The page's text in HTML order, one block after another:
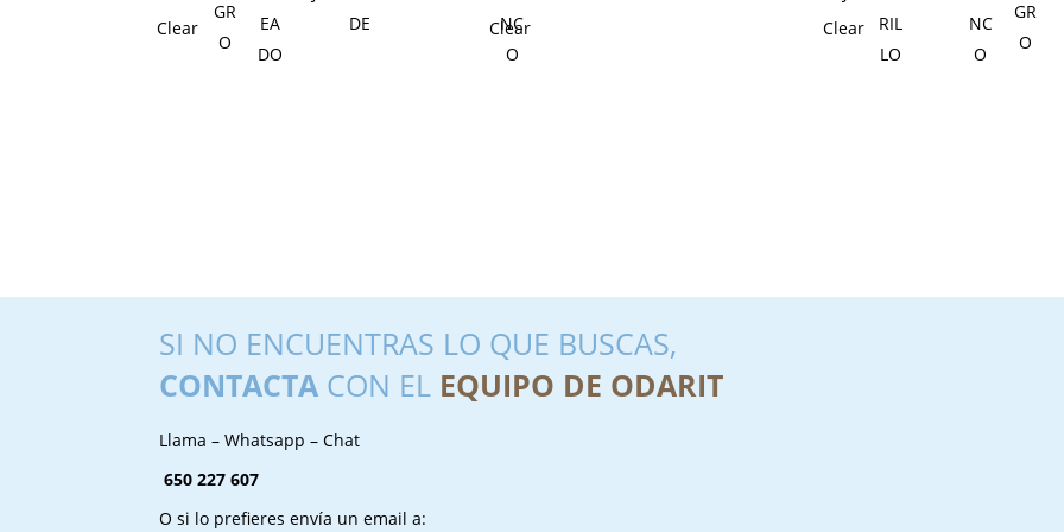
Clear Clear Clear
SI NO ENCUENTRAS LO QUE BUSCAS,
CONTACTA CON EL EQUIPO DE ODARIT
Llama – Whatsapp – Chat
650 227 607
O si lo prefieres envía un email a: